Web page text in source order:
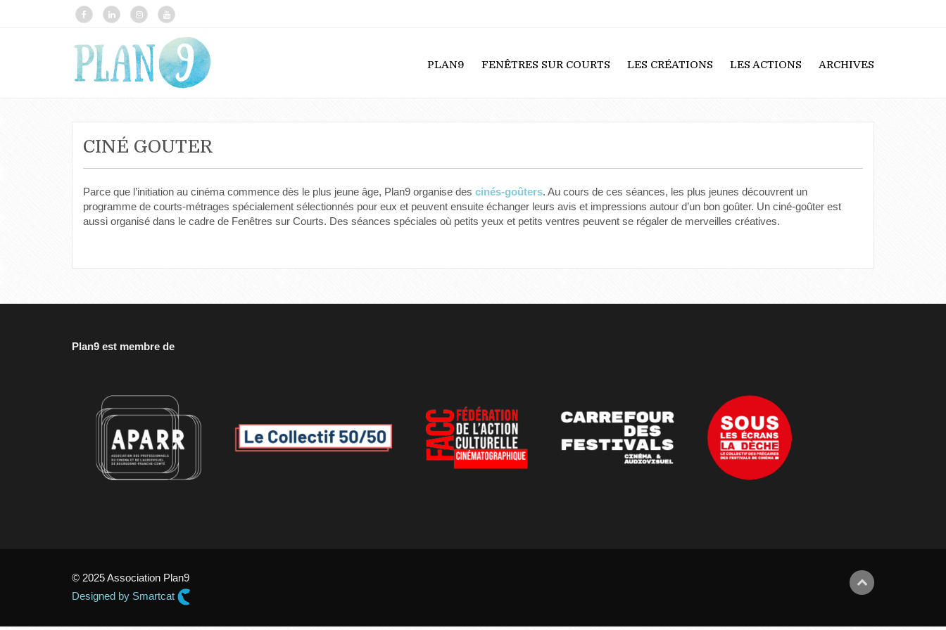
PLAN9 FENÊTRES SUR COURTS LES CRÉATIONS LES ACTIONS ARCHIVES
CINÉ GOUTER
Parce que l’initiation au cinéma commence dès le plus jeune âge, Plan9 organise des cinés-goûters. Au cours de ces séances, les plus jeunes découvrent un
programme de courts-métrages spécialement sélectionnés pour eux et peuvent ensuite échanger leurs avis et impressions autour d’un bon goûter. Un ciné-goûter est
aussi organisé dans le cadre de Fenêtres sur Courts. Des séances spéciales où petits yeux et petits ventres peuvent se régaler de merveilles créatives.
Plan9 est membre de
© 2025 Association Plan9
Designed by Smartcat